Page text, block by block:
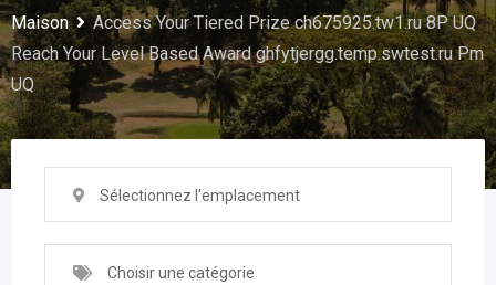
Maison
Access Your Tiered Prize ch675925.tw1.ru 8P UQ
Reach Your Level Based Award ghfytjergg.temp.swtest.ru Pm
UQ
Sélectionnez l'emplacement
Choisir une catégorie